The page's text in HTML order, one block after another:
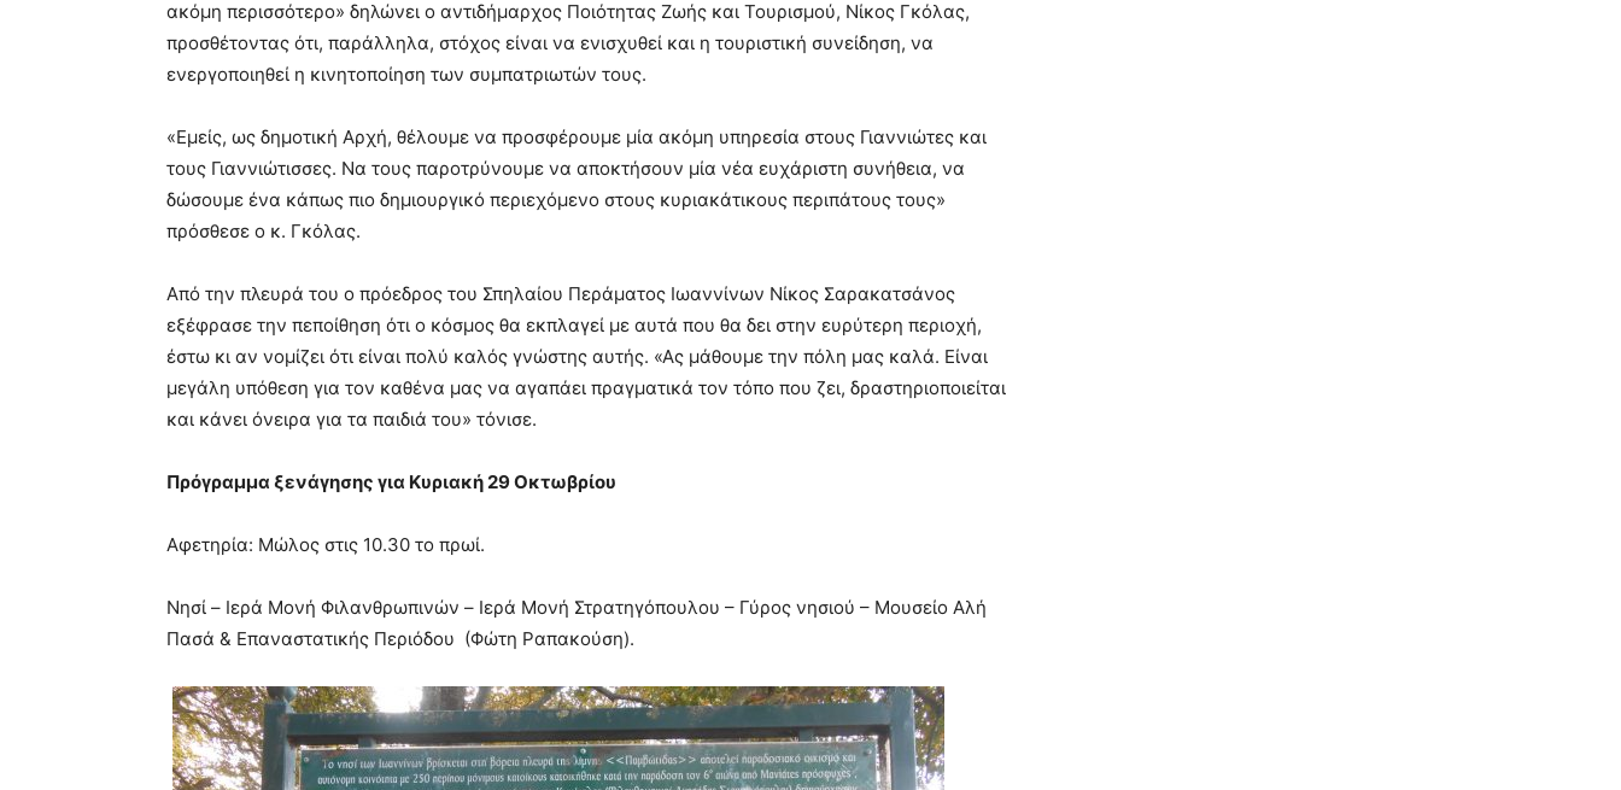
ακόμη περισσότερο» δηλώνει ο αντιδήμαρχος Ποιότητας Ζωής και Τουρισμού, Νίκος Γκόλας,
προσθέτοντας ότι, παράλληλα, στόχος είναι να ενισχυθεί και η τουριστική συνείδηση, να
ενεργοποιηθεί η κινητοποίηση των συμπατριωτών τους.
«Εμείς, ως δημοτική Αρχή, θέλουμε να προσφέρουμε μία ακόμη υπηρεσία στους Γιαννιώτες και
τους Γιαννιώτισσες. Να τους παροτρύνουμε να αποκτήσουν μία νέα ευχάριστη συνήθεια, να
δώσουμε ένα κάπως πιο δημιουργικό περιεχόμενο στους κυριακάτικους περιπάτους τους»
πρόσθεσε ο κ. Γκόλας.
Από την πλευρά του ο πρόεδρος του Σπηλαίου Περάματος Ιωαννίνων Νίκος Σαρακατσάνος
εξέφρασε την πεποίθηση ότι ο κόσμος θα εκπλαγεί με αυτά που θα δει στην ευρύτερη περιοχή,
έστω κι αν νομίζει ότι είναι πολύ καλός γνώστης αυτής. «Ας μάθουμε την πόλη μας καλά. Είναι
μεγάλη υπόθεση για τον καθένα μας να αγαπάει πραγματικά τον τόπο που ζει, δραστηριοποιείται
και κάνει όνειρα για τα παιδιά του» τόνισε.
Πρόγραμμα ξενάγησης για Κυριακή 29 Οκτωβρίου
Αφετηρία: Μώλος στις 10.30 το πρωί.
Νησί – Ιερά Μονή Φιλανθρωπινών – Ιερά Μονή Στρατηγόπουλου – Γύρος νησιού – Μουσείο Αλή
Πασά & Επαναστατικής Περιόδου (Φώτη Ραπακούση).